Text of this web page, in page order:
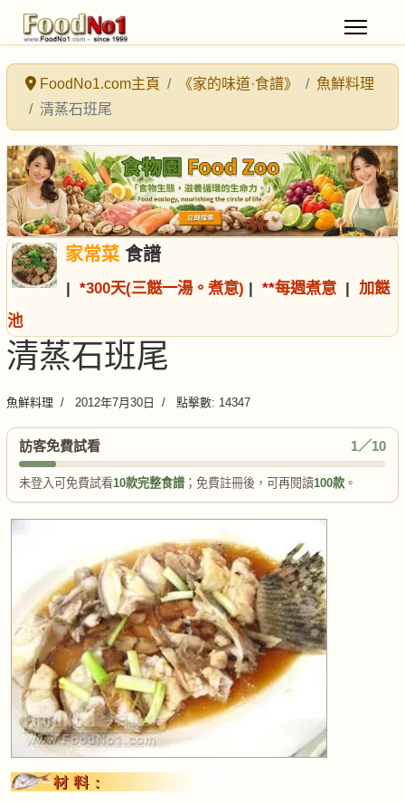
FoodNo1.com主頁 《家的味道·食譜》
魚鮮料理
清蒸石班尾
家常菜食譜
| *300天(三餸一湯。煮意) | **每週煮意 | 加餸
池
清蒸石班尾
魚鮮料理 2012年7月30日 點擊數: 14347
訪客免費試看 1／10
未登入可免費試看10款完整食譜 ；免費註冊後，可再閱讀100款 。